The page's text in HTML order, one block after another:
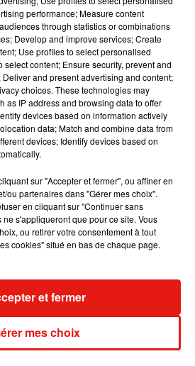
2026
DU SOL annonce un nouvel
après sa tournée mondiale
2026
et Amélie Lens dévoilent leur
a 10 ans, DJ Snake changeait de
performance; Measure content
through statistics or combinations
Develop and improve services; Create
Use profiles to select personalised
select content; Ensure security, prevent and
and present advertising and content;
choices. These technologies may
as IP address and browsing data to offer
devices based on information actively
data; Match and combine data from
devices; Identify devices based on
sur "Accepter et fermer", ou affiner en
ou partenaires dans "Gérer mes choix".
en cliquant sur "Continuer sans
ne s'appliqueront que pour ce site. Vous
ou retirer votre consentement à tout
cookies" situé en bas de chaque page.
mes choix
et fermer